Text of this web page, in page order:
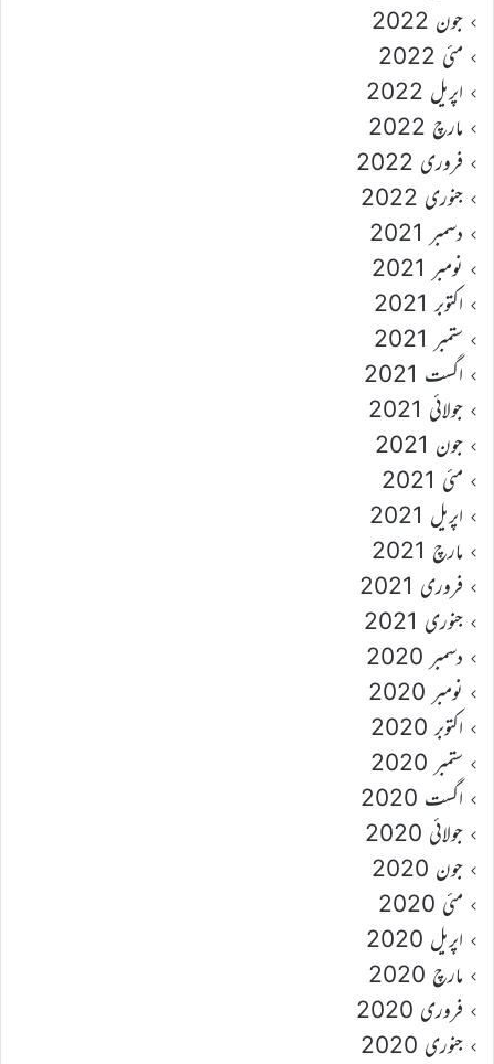
جون 2022
مئی 2022
اپریل 2022
مارچ 2022
فروری 2022
جنوری 2022
دسمبر 2021
نومبر 2021
اکتوبر 2021
ستمبر 2021
اگست 2021
جولائی 2021
جون 2021
مئی 2021
اپریل 2021
مارچ 2021
فروری 2021
جنوری 2021
دسمبر 2020
نومبر 2020
اکتوبر 2020
ستمبر 2020
اگست 2020
جولائی 2020
جون 2020
مئی 2020
اپریل 2020
مارچ 2020
فروری 2020
جنوری 2020